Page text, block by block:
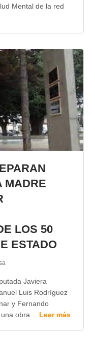
Mental de la red
MADRE
LOS 50
ESTADO
Javiera
Luis Rodríguez
y Fernando
una obra… Leer más